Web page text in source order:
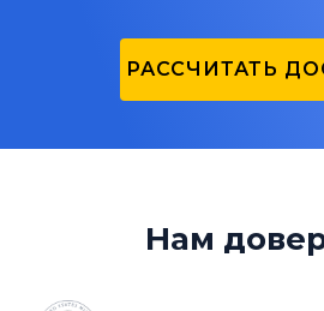
РАССЧИТАТЬ
Нам